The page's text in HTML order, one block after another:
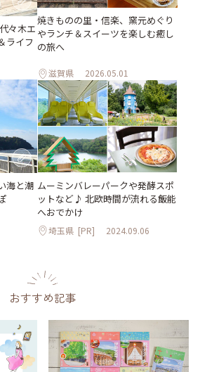
々木エ
ライフ
焼きものの里・信楽、窯元めぐり
やランチ＆スイーツを楽しむ癒し
の旅へ
滋賀県 2026.05.01
海と潮 ムーミンバレーパークや発酵スポ
ットなど♪ 北欧時間が流れる飯能
へおでかけ
埼玉県 [PR] 2024.09.06
おすすめ記事